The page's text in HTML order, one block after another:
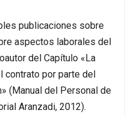
publicaciones sobre
aspectos laborales del
del Capítulo «La
contrato por parte del
(Manual del Personal de
Aranzadi, 2012).